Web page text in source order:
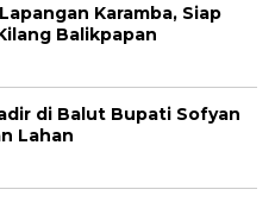
Karamba, Siap
Balikpapan
di Balut Bupati Sofyan
Lahan